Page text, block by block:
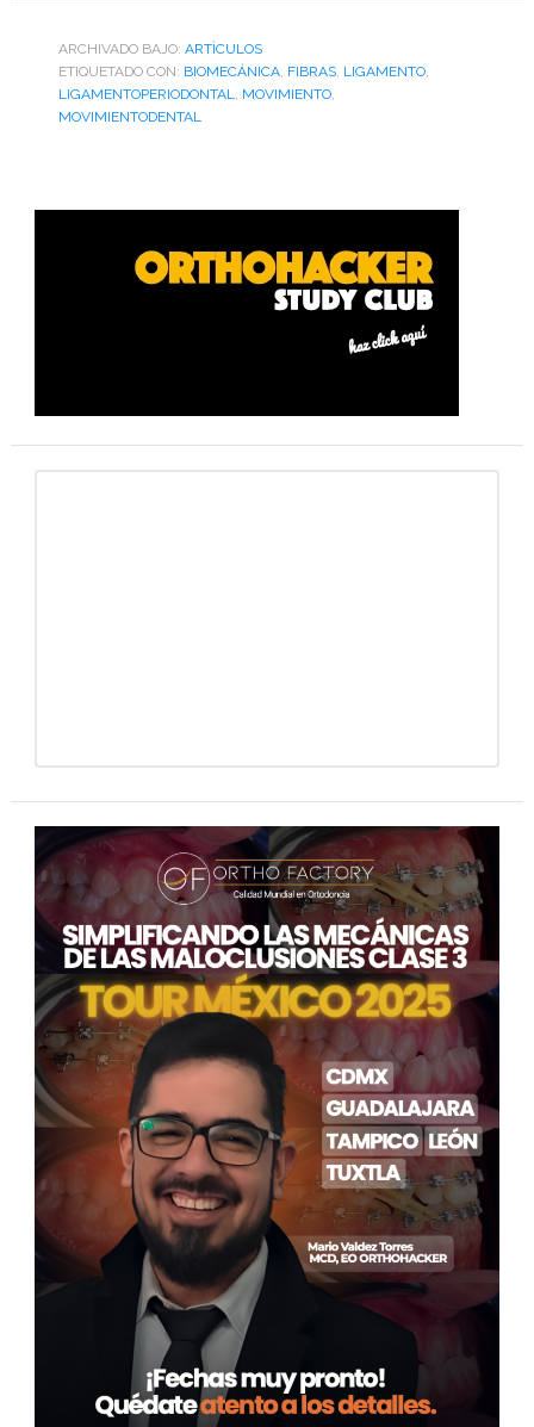
ARCHIVADO BAJO: ARTÌCULOS
ETIQUETADO CON: BIOMECÁNICA, FIBRAS, LIGAMENTO,
LIGAMENTOPERIODONTAL, MOVIMIENTO,
MOVIMIENTODENTAL
Barra
primaria